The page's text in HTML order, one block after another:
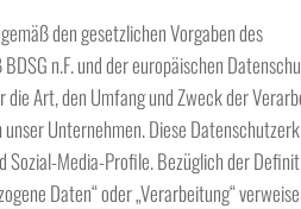
den gesetzlichen Vorgaben des
n.F. und der europäischen
die Art, den Umfang und Zweck der
Unternehmen. Diese
Sozial-Media-Profile. Bezüglich der
Daten“ oder „Verarbeitung“